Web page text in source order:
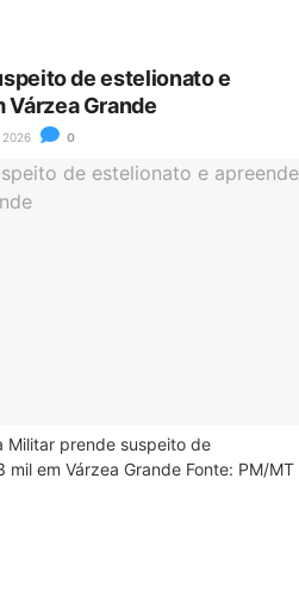
de estelionato e
Várzea Grande
2026 0
Militar prende suspeito de
mil em Várzea Grande Fonte: PM/MT